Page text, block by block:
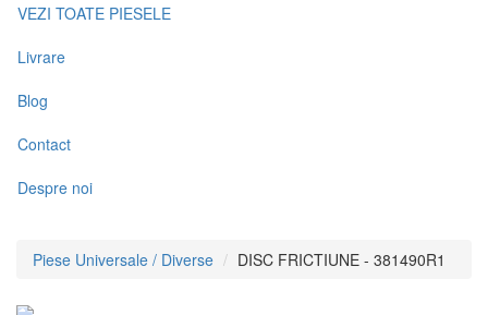
VEZI TOATE PIESELE
Livrare
Blog
Contact
Despre noi
Piese Universale / Diverse DISC FRICTIUNE - 381490R1